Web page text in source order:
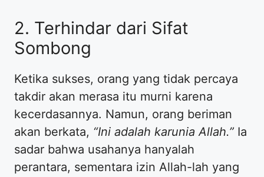
2. Terhindar dari Sifat
Sombong
Ketika sukses, orang yang tidak percaya
takdir akan merasa itu murni karena
kecerdasannya. Namun, orang beriman
akan berkata, “Ini adalah karunia Allah.” Ia
sadar bahwa usahanya hanyalah
perantara, sementara izin Allah-lah yang